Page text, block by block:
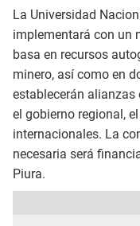
La Universidad
implementará con un
basa en recursos
minero, así como en
establecerán alianzas
el gobierno regional,
internacionales. La
necesaria será
Piura.